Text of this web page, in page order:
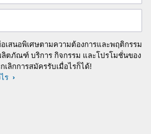
เสนอพิเศษตามความต้องการและพฤติกรรม
ลิตภัณฑ์ บริการ กิจกรรม และโปรโมชั่นของ
เลิกการสมัครรับเมื่อไรก็ได้!
ร